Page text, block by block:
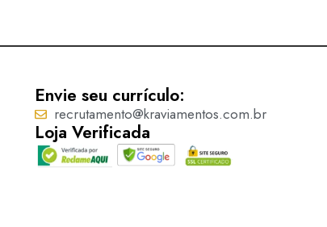
Envie seu currículo:
recrutamento@kraviamentos.com.br
Loja Verificada